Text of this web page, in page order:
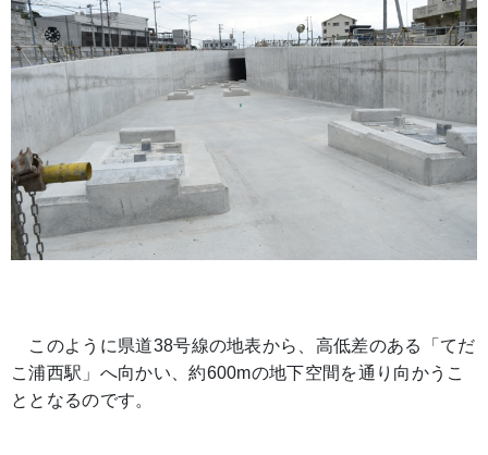
このように県道38号線の地表から、高低差のある「てだ
こ浦西駅」へ向かい、約600mの地下空間を通り向かうこ
ととなるのです。